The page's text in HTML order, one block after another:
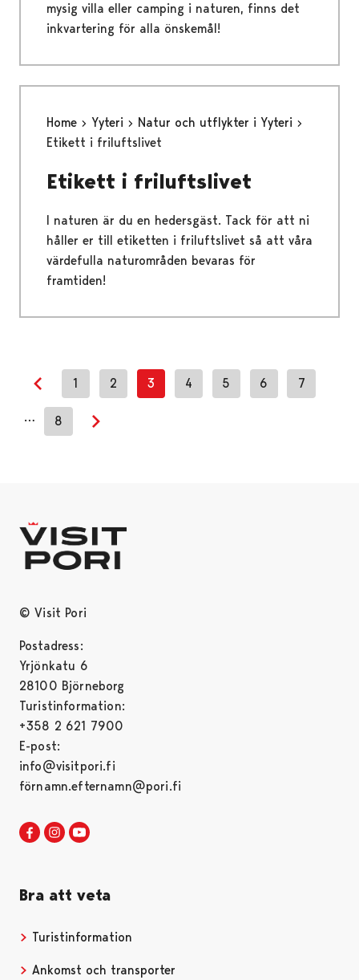
mysig villa eller camping i naturen, finns det
inkvartering för alla önskemål!
Home Yyteri
Natur och utflykter i Yyteri
Etikett i friluftslivet
Etikett i friluftslivet
I naturen är du en hedersgäst. Tack för att ni
håller er till etiketten i friluftslivet så att våra
värdefulla naturområden bevaras för
framtiden!
Previous page
1 2 3 4 5 6 7
… 8
© Visit Pori
Postadress:
Yrjönkatu 6
28100 Björneborg
Turistinformation:
+358 2 621 7900
E-post:
info@visitpori.fi
förnamn.efternamn@pori.fi
Visit Pori in Facebook
Opens in a new tab
Visit Pori in Instagram
Opens in a new tab
Bra att veta
Turistinformation
Ankomst och transporter